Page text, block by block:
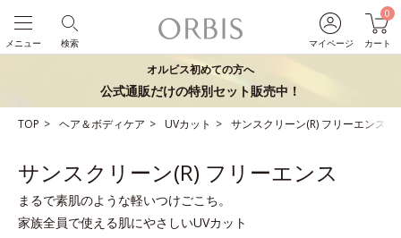
マイページ
0
カート
検索
メニュー
オルビス初めての方へ
公式通販だけの特別セット販売中！
TOP ヘア＆ボディケア UVカット サンスクリーン(R) フリーエンス
サンスクリーン(R) フリーエンス
まるで素肌のような軽いつけごこち。
家族全員で使える肌にやさしいUVカット